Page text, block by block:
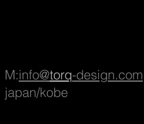
M:info@torq-design.com
​ japan/kobe